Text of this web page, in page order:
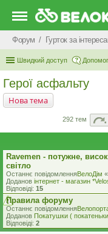
Форум Гурток за
Швидкий доступ
Герої асфальту
Нова тема
292 тем
Ravemen - потужне,
світло
Останнє повідомленняВелоДім «
Доданов iнтернет - магазин
Відповіді: 15
Правила форуму
Останнє повідомлення
Доданов Покатушки (
Відповіді: 2